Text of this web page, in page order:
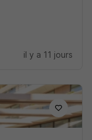
il y a 11 jours